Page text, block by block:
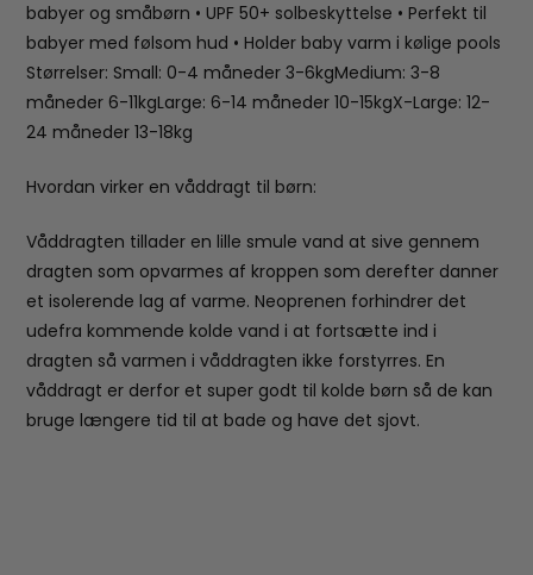
babyer og småbørn • UPF 50+ solbeskyttelse • Perfekt til
babyer med følsom hud • Holder baby varm i kølige pools
Størrelser: Small: 0-4 måneder 3-6kgMedium: 3-8
måneder 6-11kgLarge: 6-14 måneder 10-15kgX-Large: 12-
24 måneder 13-18kg
Hvordan virker en våddragt til børn:
Våddragten tillader en lille smule vand at sive gennem
dragten som opvarmes af kroppen som derefter danner
et isolerende lag af varme. Neoprenen forhindrer det
udefra kommende kolde vand i at fortsætte ind i
dragten så varmen i våddragten ikke forstyrres. En
våddragt er derfor et super godt til kolde børn så de kan
bruge længere tid til at bade og have det sjovt.